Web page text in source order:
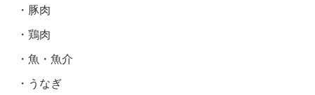
豚肉
鶏肉
魚・魚介
うなぎ